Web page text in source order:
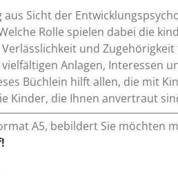
Sicht der
Rolle spielen dabei die
und
Anlagen, Interessen
Büchlein hilft allen, die mit
Kinder, die Ihnen anvertraut
A5, bebildert Sie möchten